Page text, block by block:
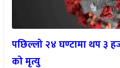
पछिल्लो २४ घण्टामा थप ३
को मृत्यु